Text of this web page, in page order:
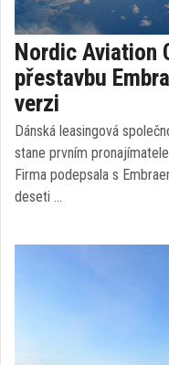
Nordic Aviation
přestavbu
verzi
Dánská leasingová
stane prvním
Firma podepsala s
deseti …